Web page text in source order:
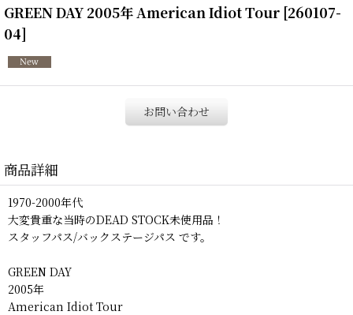
GREEN DAY 2005年 American Idiot Tour [260107-
04]
お問い合わせ
商品詳細
1970-2000年代
大変貴重な当時のDEAD STOCK未使用品！
スタッフパス/バックステージパス です。
GREEN DAY
2005年
American Idiot Tour